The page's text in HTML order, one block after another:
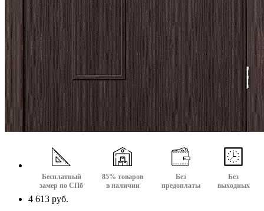
Бесплатный
замер по СПб
85% товаров
в наличии
Без
предоплаты
Без
выходных
4 613 руб.